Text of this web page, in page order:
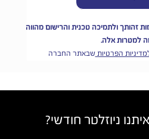
זהותך ולתמיכה טכנית והרישום מהווה
למטרות אלה.
הפרטיותשבאתר החברה
ניוזלטר חודשי?